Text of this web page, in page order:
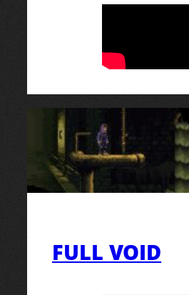
FULL VOID